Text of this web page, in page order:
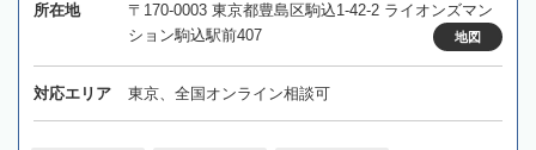
所在地
〒170-0003 東京都豊島区駒込1-42-2 ライオンズマン
ション駒込駅前407
地図
対応エリア 東京、全国オンライン相談可